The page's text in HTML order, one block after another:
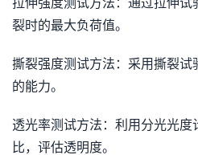
拉伸强度测试方法：通过拉伸
裂时的最大负荷值。
撕裂强度测试方法：采用撕裂
的能力。
透光率测试方法：利用分光光度
比，评估透明度。